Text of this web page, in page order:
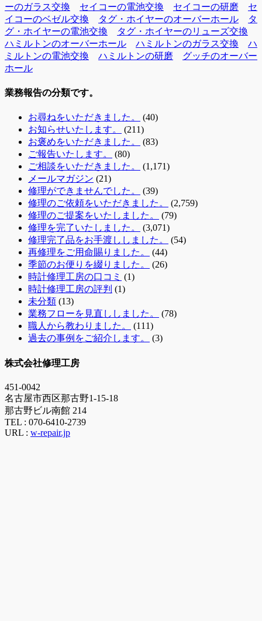
ーのガラス交換
セイコーの電池交換 セイコーの研磨
セ
イコーのベゼル交換
タグ・ホイヤーのオーバーホール
タ
グ・ホイヤーの電池交換
タグ・ホイヤーのリューズ交換
ハミルトンのオーバーホール
ハミルトンのガラス交換
ハ
ミルトンの電池交換
ハミルトンの研磨
グッチのオーバー
ホール
業務報告の分類です。
お尋ねをいただきました。
(40)
お知らせいたします。
(211)
お褒めをいただきました。
(83)
ご報告いたします。
(80)
ご相談をいただきました。
(1,171)
メールマガジン (21)
修理ができませんでした。
(39)
修理のご依頼をいただきました。
(2,759)
修理のご提案をいたしました。
(79)
修理を完了いたしました。
(3,071)
修理完了品をお手渡ししました。
(54)
再修理をご用命賜りました。
(44)
季節のお便りを綴りました。
(26)
時計修理工房の口コミ (1)
時計修理工房の評判 (1)
未分類 (13)
業務フローを見直ししました。
(78)
職人から教わりました。
(111)
過去の事例をご紹介します。
(3)
株式会社修理工房
451-0042
名古屋市西区那古野1-15-18
那古野ビル南館 214
TEL : 070-6410-2739
URL : w-repair.jp